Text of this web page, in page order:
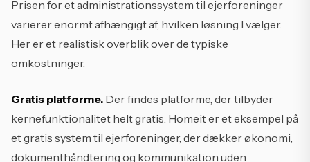
Prisen for et administrationssystem til ejerforeninger
varierer enormt afhængigt af, hvilken løsning I vælger.
Her er et realistisk overblik over de typiske
omkostninger.
Gratis platforme. Der findes platforme, der tilbyder
kernefunktionalitet helt gratis. Homeit er et eksempel på
et gratis system til ejerforeninger, der dækker økonomi,
dokumenthåndtering og kommunikation uden